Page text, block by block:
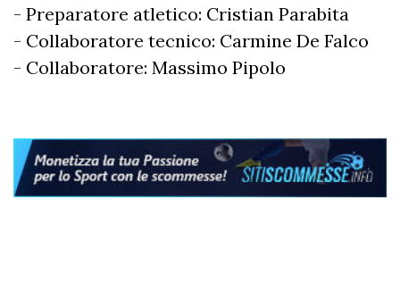
- Preparatore atletico: Cristian Parabita
- Collaboratore tecnico: Carmine De Falco
- Collaboratore: Massimo Pipolo